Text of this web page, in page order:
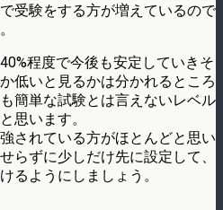
受験をする方が増えているので
程度で今後も安定していきそ
低いと見るかは分かれるところ
簡単な試験とは言えないレベル
思います。
されている方がほとんどと思い
らずに少しだけ先に設定して、
るようにしましょう。